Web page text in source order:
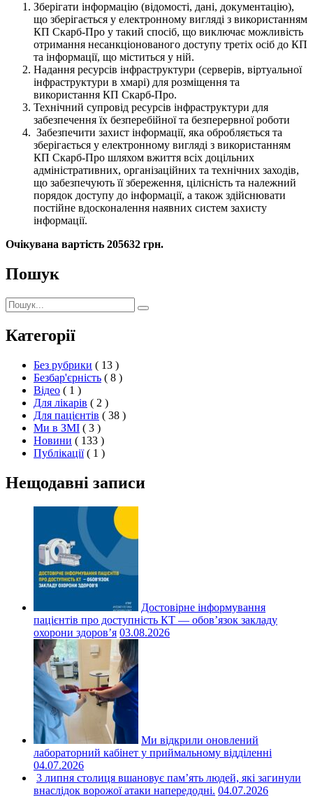
Зберігати інформацію (відомості, дані, документацію),
що зберігається у електронному вигляді з використанням
КП Скарб-Про у такий спосіб, що виключає можливість
отримання несанкціонованого доступу третіх осіб до КП
та інформації, що міститься у ній.
Надання ресурсів інфраструктури (серверів, віртуальної
інфраструктури в хмарі) для розміщення та
використання КП Скарб-Про.
Технічний супровід ресурсів інфраструктури для
забезпечення їх безперебійної та безперервної роботи
Забезпечити захист інформації, яка обробляється та
зберігається у електронному вигляді з використанням
КП Скарб-Про шляхом вжиття всіх доцільних
адміністративних, організаційних та технічних заходів,
що забезпечують її збереження, цілісність та належний
порядок доступу до інформації, а також здійснювати
постійне вдосконалення наявних систем захисту
інформації.
Очікувана вартість 205632 грн.
Пошук
Пошук:
Пошук
Категорії
Без рубрики ( 13 )
Безбар'єрність ( 8 )
Відео ( 1 )
Для лікарів ( 2 )
Для пацієнтів ( 38 )
Ми в ЗМІ ( 3 )
Новини ( 133 )
Публікації ( 1 )
Нещодавні записи
Достовірне інформування
пацієнтів про доступність КТ — обов’язок закладу
охорони здоров’я 03.08.2026
Ми відкрили оновлений
лабораторний кабінет у приймальному відділенні
04.07.2026
3 липня столиця вшановує пам’ять людей, які загинули
внаслідок ворожої атаки напередодні. 04.07.2026